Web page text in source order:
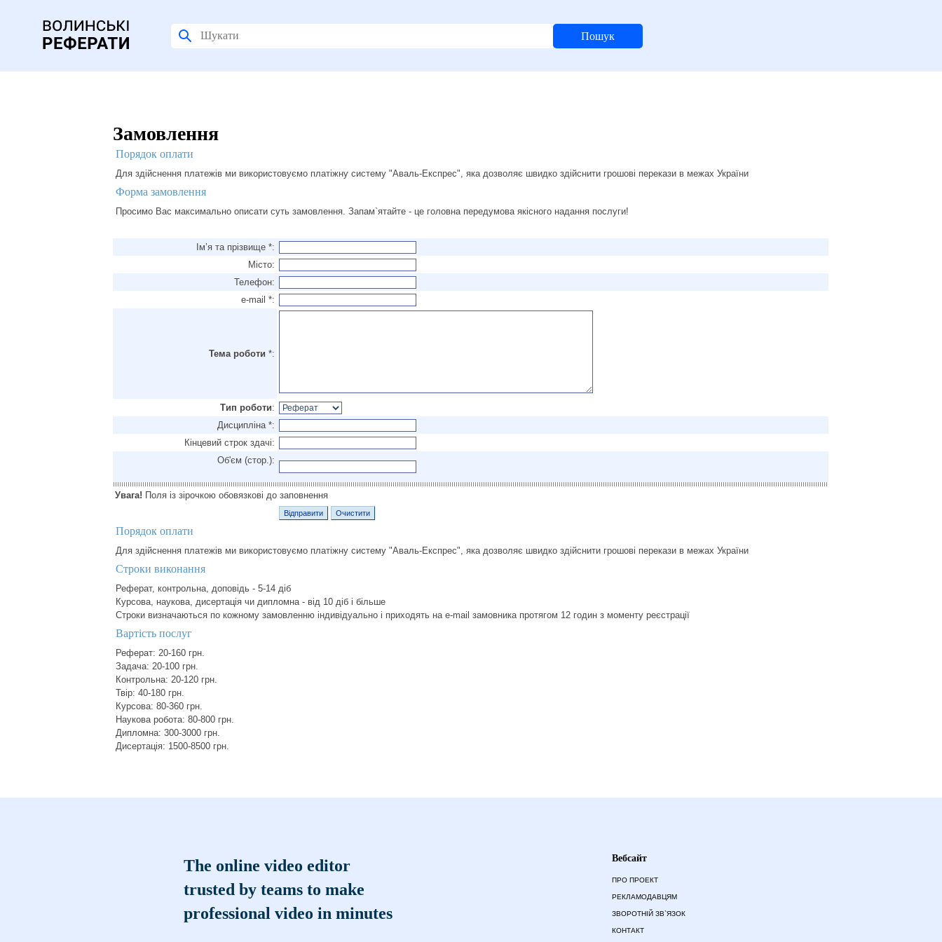
Пошук
Замовлення
Порядок оплати
Для здійснення платежів ми використовуємо платіжну систему "Аваль-Експрес", яка дозволяє швидко здійснити грошові перекази в межах України
Форма замовлення
Просимо Вас максимально описати суть замовлення. Запам`ятайте - це головна передумова якісного надання послуги!
Ім’я та прізвище *:
Місто:
Телефон:
e-mail *:
Тема роботи *:
Тип роботи:
Дисципліна *:
Кінцевий строк здачі:
Об'єм (стор.):
Увага! Поля із зірочкою обовязкові до заповнення
Порядок оплати
Для здійснення платежів ми використовуємо платіжну систему "Аваль-Експрес", яка дозволяє швидко здійснити грошові перекази в межах України
Строки виконання
Реферат, контрольна, доповідь - 5-14 діб
Курсова, наукова, дисертація чи дипломна - від 10 діб і більше
Строки визначаються по кожному замовленню індивідуально і приходять на e-mail замовника протягом 12 годин з моменту реєстрації
Вартість послуг
Реферат: 20-160 грн.
Задача: 20-100 грн.
Контрольна: 20-120 грн.
Твір: 40-180 грн.
Курсова: 80-360 грн.
Наукова робота: 80-800 грн.
Дипломна: 300-3000 грн.
Дисертація: 1500-8500 грн.
The online video editor
trusted by teams to make
professional video in minutes
Вебсайт
ПРО ПРОЕКТ
РЕКЛАМОДАВЦЯМ
ЗВОРОТНІЙ ЗВ`ЯЗОК
КОНТАКТ